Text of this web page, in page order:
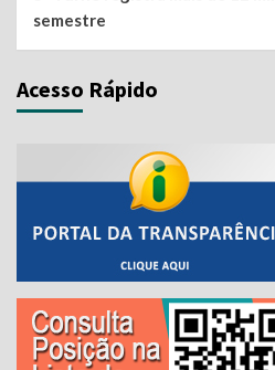
semestre
Acesso Rápido